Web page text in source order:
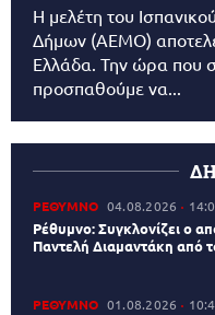
Η μελέτη του
Δήμων (AEMO)
Ελλάδα. Την ώρα που
προσπαθούμε να...
ΡΕΘΥΜΝΟ 04.08.2026
Ρέθυμνο: Συγκλονίζει ο
Παντελή Διαμαντάκη από
ΡΕΘΥΜΝΟ 01.08.2026